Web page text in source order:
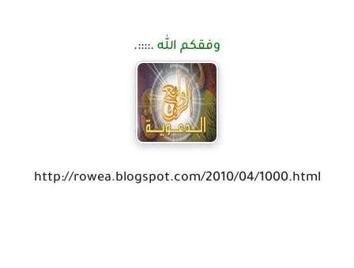
وفقكم الله.::::.
http://rowea.blogspot.com/2010/04/